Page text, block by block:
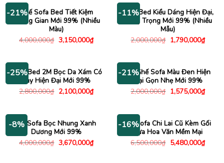
2,940,000₫.
-21%Ghế Sofa Bed Tiết Kiệm
Không Gian Mới 99% (Nhiều
Màu)
4,000,000₫ Giá
gốc
3,150,000₫Giá
hiện
3,150,000₫.
-11%
Sofa Bed Kiểu Dáng Hiện Đại,
Sang Trọng Mới 99% (Nhiều
Mẫu)
2,000,000₫ Giá
gốc
1,790,000₫Giá
hiện
-25%
Sofa Bed 2M Bọc Da Xám Có
Tay Hiện Đại Mới 99%
2,800,000₫ Giá
gốc
2,100,000₫Giá
hiện
2,100,000₫.
-21%
Bộ Ghế Sofa Màu Đen Hiện
Đại Gọn Nhẹ Mới 99%
2,000,000₫ Giá
gốc
1,575,000₫Giá
hiện
-8%Bộ Sofa Bọc Nhung Xanh
Dương Mới 99%
4,000,000₫ Giá
gốc
3,670,000₫Giá
hiện
-16%
Bộ Sofa Chi Lai Cũ Kèm Gối
Tựa Hoa Văn Mềm Mại
6,500,000₫ Giá
gốc
5,480,000₫Giá
hiện